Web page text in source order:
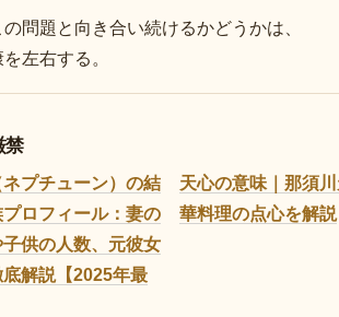
問題と向き合い続けるかどうかは、
左右する。
禁
プチューン）の結
ロフィール：妻の
供の人数、元彼女
解説【2025年最
天心の意味｜那須
華料理の点心を解説